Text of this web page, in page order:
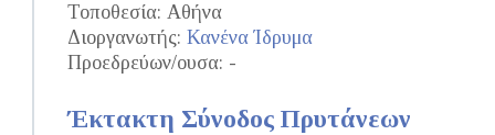
Τοποθεσία: Αθήνα
Διοργανωτής: Κανένα Ίδρυμα
Προεδρεύων/ουσα: -
Έκτακτη Σύνοδος Πρυτάνεων